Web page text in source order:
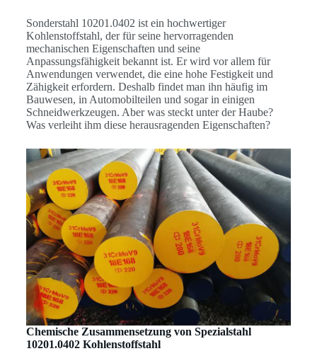
Sonderstahl 10201.0402 ist ein hochwertiger
Kohlenstoffstahl, der für seine hervorragenden
mechanischen Eigenschaften und seine
Anpassungsfähigkeit bekannt ist. Er wird vor allem für
Anwendungen verwendet, die eine hohe Festigkeit und
Zähigkeit erfordern. Deshalb findet man ihn häufig im
Bauwesen, in Automobilteilen und sogar in einigen
Schneidwerkzeugen. Aber was steckt unter der Haube?
Was verleiht ihm diese herausragenden Eigenschaften?
Chemische Zusammensetzung von Spezialstahl
10201.0402 Kohlenstoffstahl